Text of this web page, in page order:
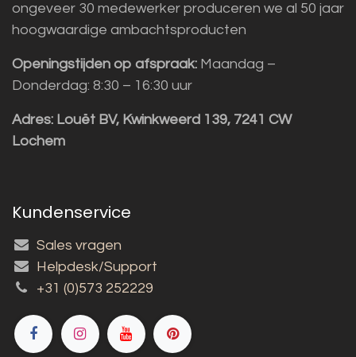
ongeveer 30 medewerker produceren we al 50 jaar
hoogwaardige ambachtsproducten
Openingstijden op afspraak: Maandag –
Donderdag: 8:30 – 16:30 uur
Adres: Louët BV, Kwinkweerd 139, 7241 CW
Lochem
Kundenservice
Sales vragen
Helpdesk/Support
+31 (0)573 252229